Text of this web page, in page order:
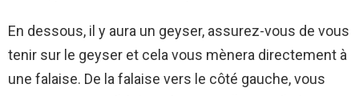
En dessous, il y aura un geyser, assurez-vous de vous
tenir sur le geyser et cela vous mènera directement à
une falaise. De la falaise vers le côté gauche, vous